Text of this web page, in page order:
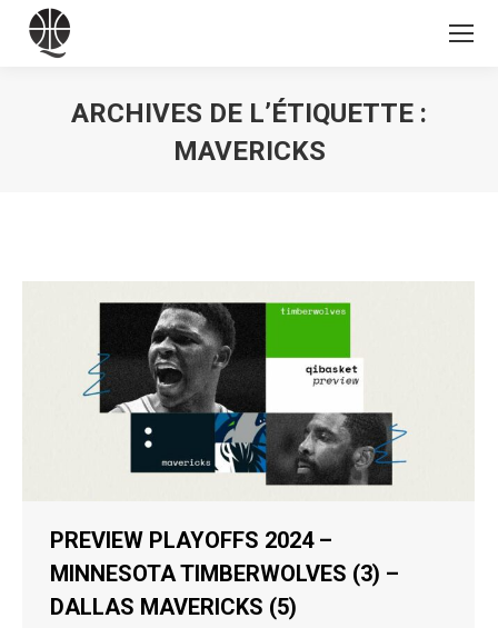
ARCHIVES DE L’ÉTIQUETTE :
MAVERICKS
PREVIEW PLAYOFFS 2024 –
MINNESOTA TIMBERWOLVES (3) –
DALLAS MAVERICKS (5)